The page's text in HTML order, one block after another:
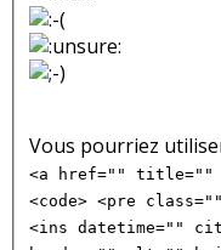
Vous pourriez
<a href="" title=""
<code> <pre
<ins datetime=""